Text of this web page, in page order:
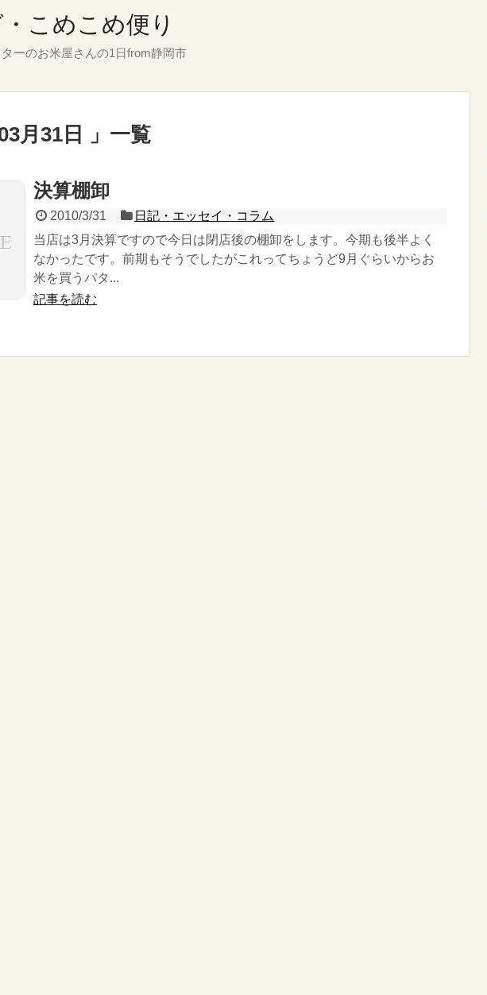
こめこめ便り
ーのお米屋さんの1日from静岡市
月31日 」一覧
決算棚卸
2010/3/31
日記・エッセイ・コラム
当店は3月決算ですので今日は閉店後の棚卸をします。今期も後半よく
なかったです。前期もそうでしたがこれってちょうど9月ぐらいからお
米を買うパタ...
記事を読む